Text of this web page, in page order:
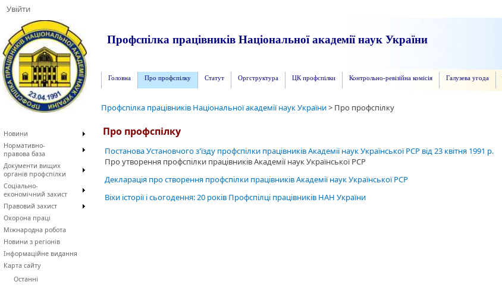
Увійти
Профспілка працівників Національної академії наук України
Головна Про профспілку Статут Оргструктура ЦК профспілки Контрольно-ревізійна комісія Галузева угода
Профспілка працівників Національної академії наук України> Про профспілку
Новини
Нормативно-
правова база
Документи вищих
органів профспілки
Соціально-
економічний захист
Правовий захист
Охорона праці
Міжнародна робота
Новини з регіонів
Інформаційне видання
Карта сайту
Останні
Про профспілку
Постанова Установчого з'їзду профспілки працівників Академії наук Української РСР від 23 квітня 1991 р.
Про утворення профспілки працівників Академії наук Української РСР
Декларація про створення профспілки працівників Академії наук Української РСР
Віхи історії і сьогодення: 20 років Профспілці працівників НАН України